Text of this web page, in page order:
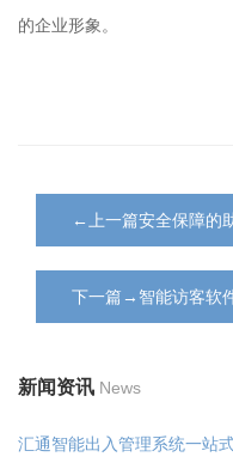
的企业形象。
←上一篇安全保障的
下一篇→智能访客软
新闻资讯 News
汇通智能出入管理系统一站式